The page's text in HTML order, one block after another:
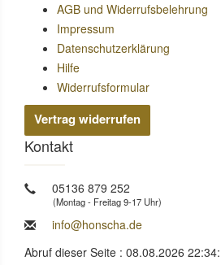
AGB und Widerrufsbelehrung
Impressum
Datenschutzerklärung
Hilfe
Widerrufsformular
Vertrag widerrufen
Kontakt
05136 879 252
(Montag - Freitag 9-17 Uhr)
info@honscha.de
Abruf dieser Seite : 08.08.2026